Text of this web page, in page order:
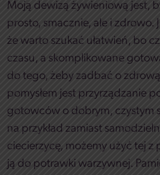
Moją dewizą żywieniową jest,
prosto, smacznie, ale i zdrowo.
że warto szukać ułatwień, bo
czasu, a skomplikowane
do tego, żeby zadbać o
pomysłem jest przyrządzanie
gotowców o dobrym, czystym
na przykład zamiast
ciecierzycę, możemy użyć tej z
ją do potrawki warzywnej.